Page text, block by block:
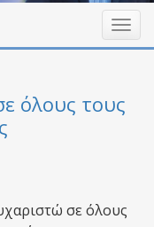
Toggle
όλους τους
σε όλους